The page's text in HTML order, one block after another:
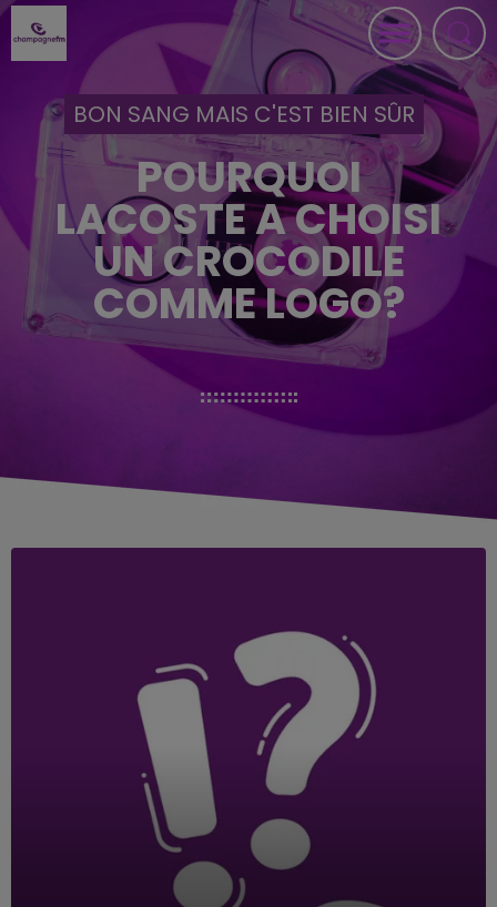
BON SANG MAIS C'EST BIEN SÛR
POURQUOI
LACOSTE A CHOISI
UN CROCODILE
COMME LOGO?